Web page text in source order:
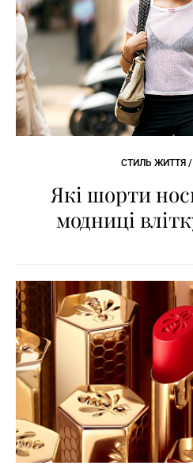
СТИЛЬ ЖИТТЯ
Які шорти
модниці